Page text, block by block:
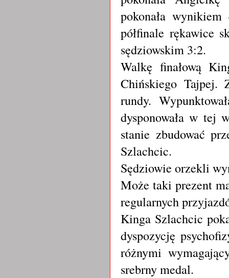
pokonała
półfinale rękawice
sędziowskim 3:2.
Walkę finałową
Chińskiego Tajpej.
rundy.
dysponowała w tej
stanie zbudować
Szlachcic.
Sędziowie orzekli
Może taki prezent
regularnych
Kinga Szlachcic
dyspozycję
różnymi
srebrny medal.